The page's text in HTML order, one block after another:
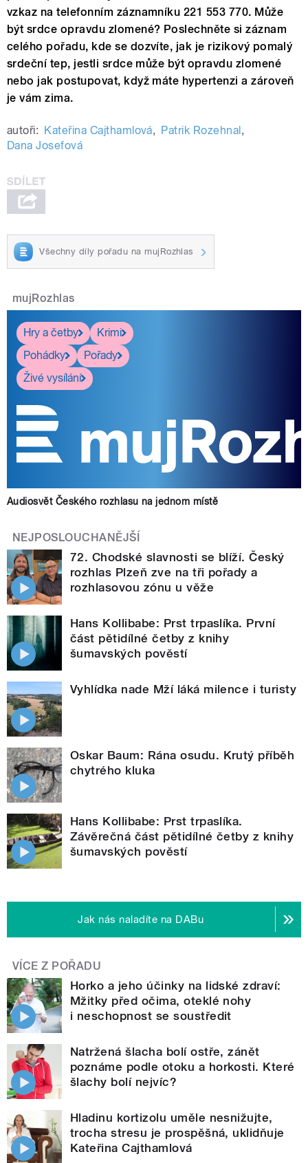
vzkaz na telefonním záznamníku 221 553 770. Může
být srdce opravdu zlomené? Poslechněte si záznam
celého pořadu, kde se dozvíte, jak je rizikový pomalý
srdeční tep, jestli srdce může být opravdu zlomené
nebo jak postupovat, když máte hypertenzi a zároveň
je vám zima.
autoři: Kateřina Cajthamlová, Patrik Rozehnal,
Dana Josefová
Všechny díly pořadu na mujRozhlas
mujRozhlas
Hry a četby
Krimi
Pohádky
Pořady
Živé vysílání
Audiosvět Českého rozhlasu na jednom místě
NEJPOSLOUCHANĚJŠÍ
72. Chodské slavnosti se blíží. Český
rozhlas Plzeň zve na tři pořady a
rozhlasovou zónu u věže
Hans Kollibabe: Prst trpaslíka. První
část pětidílné četby z knihy
šumavských pověstí
Vyhlídka nade Mží láká milence i turisty
Oskar Baum: Rána osudu. Krutý příběh
chytrého kluka
Hans Kollibabe: Prst trpaslíka.
Závěrečná část pětidílné četby z knihy
šumavských pověstí
Jak nás naladíte na DABu
VÍCE Z POŘADU
Horko a jeho účinky na lidské zdraví:
Mžitky před očima, oteklé nohy
i neschopnost se soustředit
Natržená šlacha bolí ostře, zánět
poznáme podle otoku a horkosti. Které
šlachy bolí nejvíc?
Hladinu kortizolu uměle nesnižujte,
trocha stresu je prospěšná, uklidňuje
Kateřina Cajthamlová